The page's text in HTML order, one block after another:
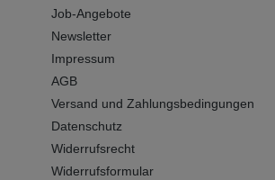
Job-Angebote
Newsletter
Impressum
AGB
Versand und Zahlungsbedingungen
Datenschutz
Widerrufsrecht
Widerrufsformular